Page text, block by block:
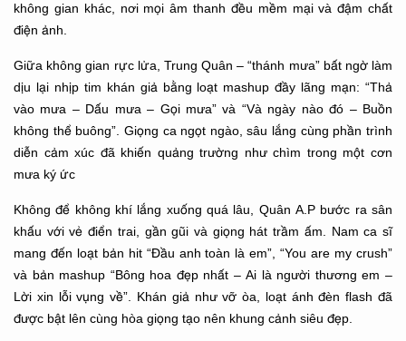
không gian khác, nơi mọi âm thanh đều mềm mại và đậm chất
điện ảnh.
Giữa không gian rực lửa, Trung Quân – “thánh mưa” bất ngờ làm
dịu lại nhịp tim khán giả bằng loạt mashup đầy lãng mạn: “Thả
vào mưa – Dấu mưa – Gọi mưa” và “Và ngày nào đó – Buồn
không thể buông”. Giọng ca ngọt ngào, sâu lắng cùng phần trình
diễn cảm xúc đã khiến quảng trường như chìm trong một cơn
mưa ký ức
Không để không khí lắng xuống quá lâu, Quân A.P bước ra sân
khấu với vẻ điển trai, gần gũi và giọng hát trầm ấm. Nam ca sĩ
mang đến loạt bản hit “Đầu anh toàn là em”, “You are my crush”
và bản mashup “Bông hoa đẹp nhất – Ai là người thương em –
Lời xin lỗi vụng về”. Khán giả như vỡ òa, loạt ánh đèn flash đã
được bật lên cùng hòa giọng tạo nên khung cảnh siêu đẹp.